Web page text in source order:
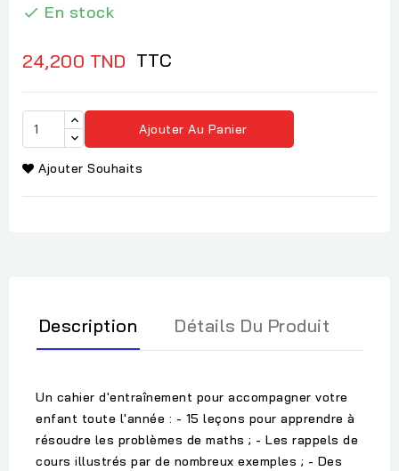
 En stock
24,200 TND TTC
Ajouter Au Panier
Ajouter Souhaits
Description Détails Du Produit
Un cahier d'entraînement pour accompagner votre
enfant toute l'année : - 15 leçons pour apprendre à
résoudre les problèmes de maths ; - Les rappels de
cours illustrés par de nombreux exemples ; - Des